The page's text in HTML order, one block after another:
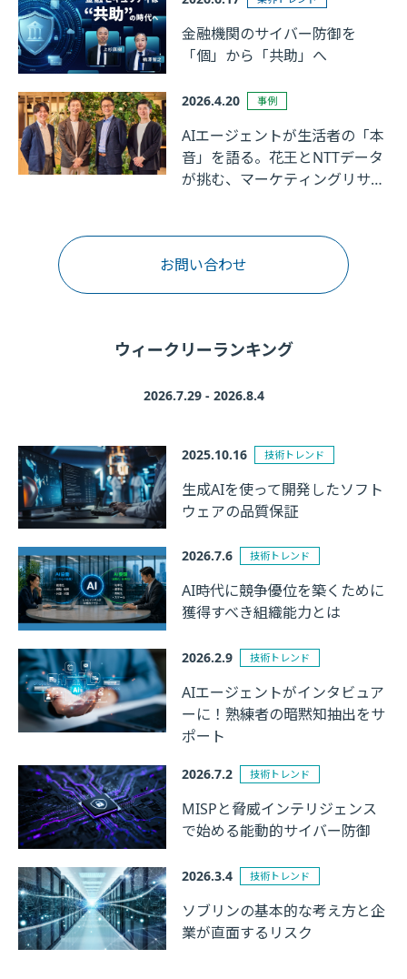
金融機関のサイバー防御を
「個」から「共助」へ
2026.4.20 事例
AIエージェントが生活者の「本
音」を語る。花王とNTTデータ
が挑む、マーケティングリサー
ウィークリーランキング
2026.7.29 - 2026.8.4
2025.10.16 技術トレンド
生成AIを使って開発したソフト
ウェアの品質保証
2026.7.6 技術トレンド
AI時代に競争優位を築くために
獲得すべき組織能力とは
2026.2.9 技術トレンド
AIエージェントがインタビュア
ーに！熟練者の暗黙知抽出をサ
ポート
2026.7.2 技術トレンド
MISPと脅威インテリジェンス
で始める能動的サイバー防御
2026.3.4 技術トレンド
ソブリンの基本的な考え方と企
業が直面するリスク
お問い合わせ